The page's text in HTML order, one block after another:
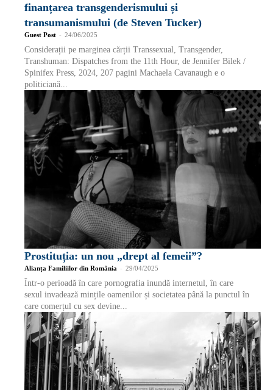
finanțarea transgenderismului și
transumanismului (de Steven Tucker)
Guest Post - 24/06/2025
Considerații pe marginea cărții Transsexual, Transgender,
Transhuman: Dispatches from the 11th Hour, de Jennifer Bilek /
Spinifex Press, 2024, 207 pagini Machaela Cavanaugh e o
politiciană...
Prostituția: un nou „drept al femeii”?
Alianța Familiilor din România - 29/04/2025
Într-o perioadă în care pornografia inundă internetul, în care
sexul invadează mințile oamenilor și societatea până la punctul în
care comerțul cu sex devine...